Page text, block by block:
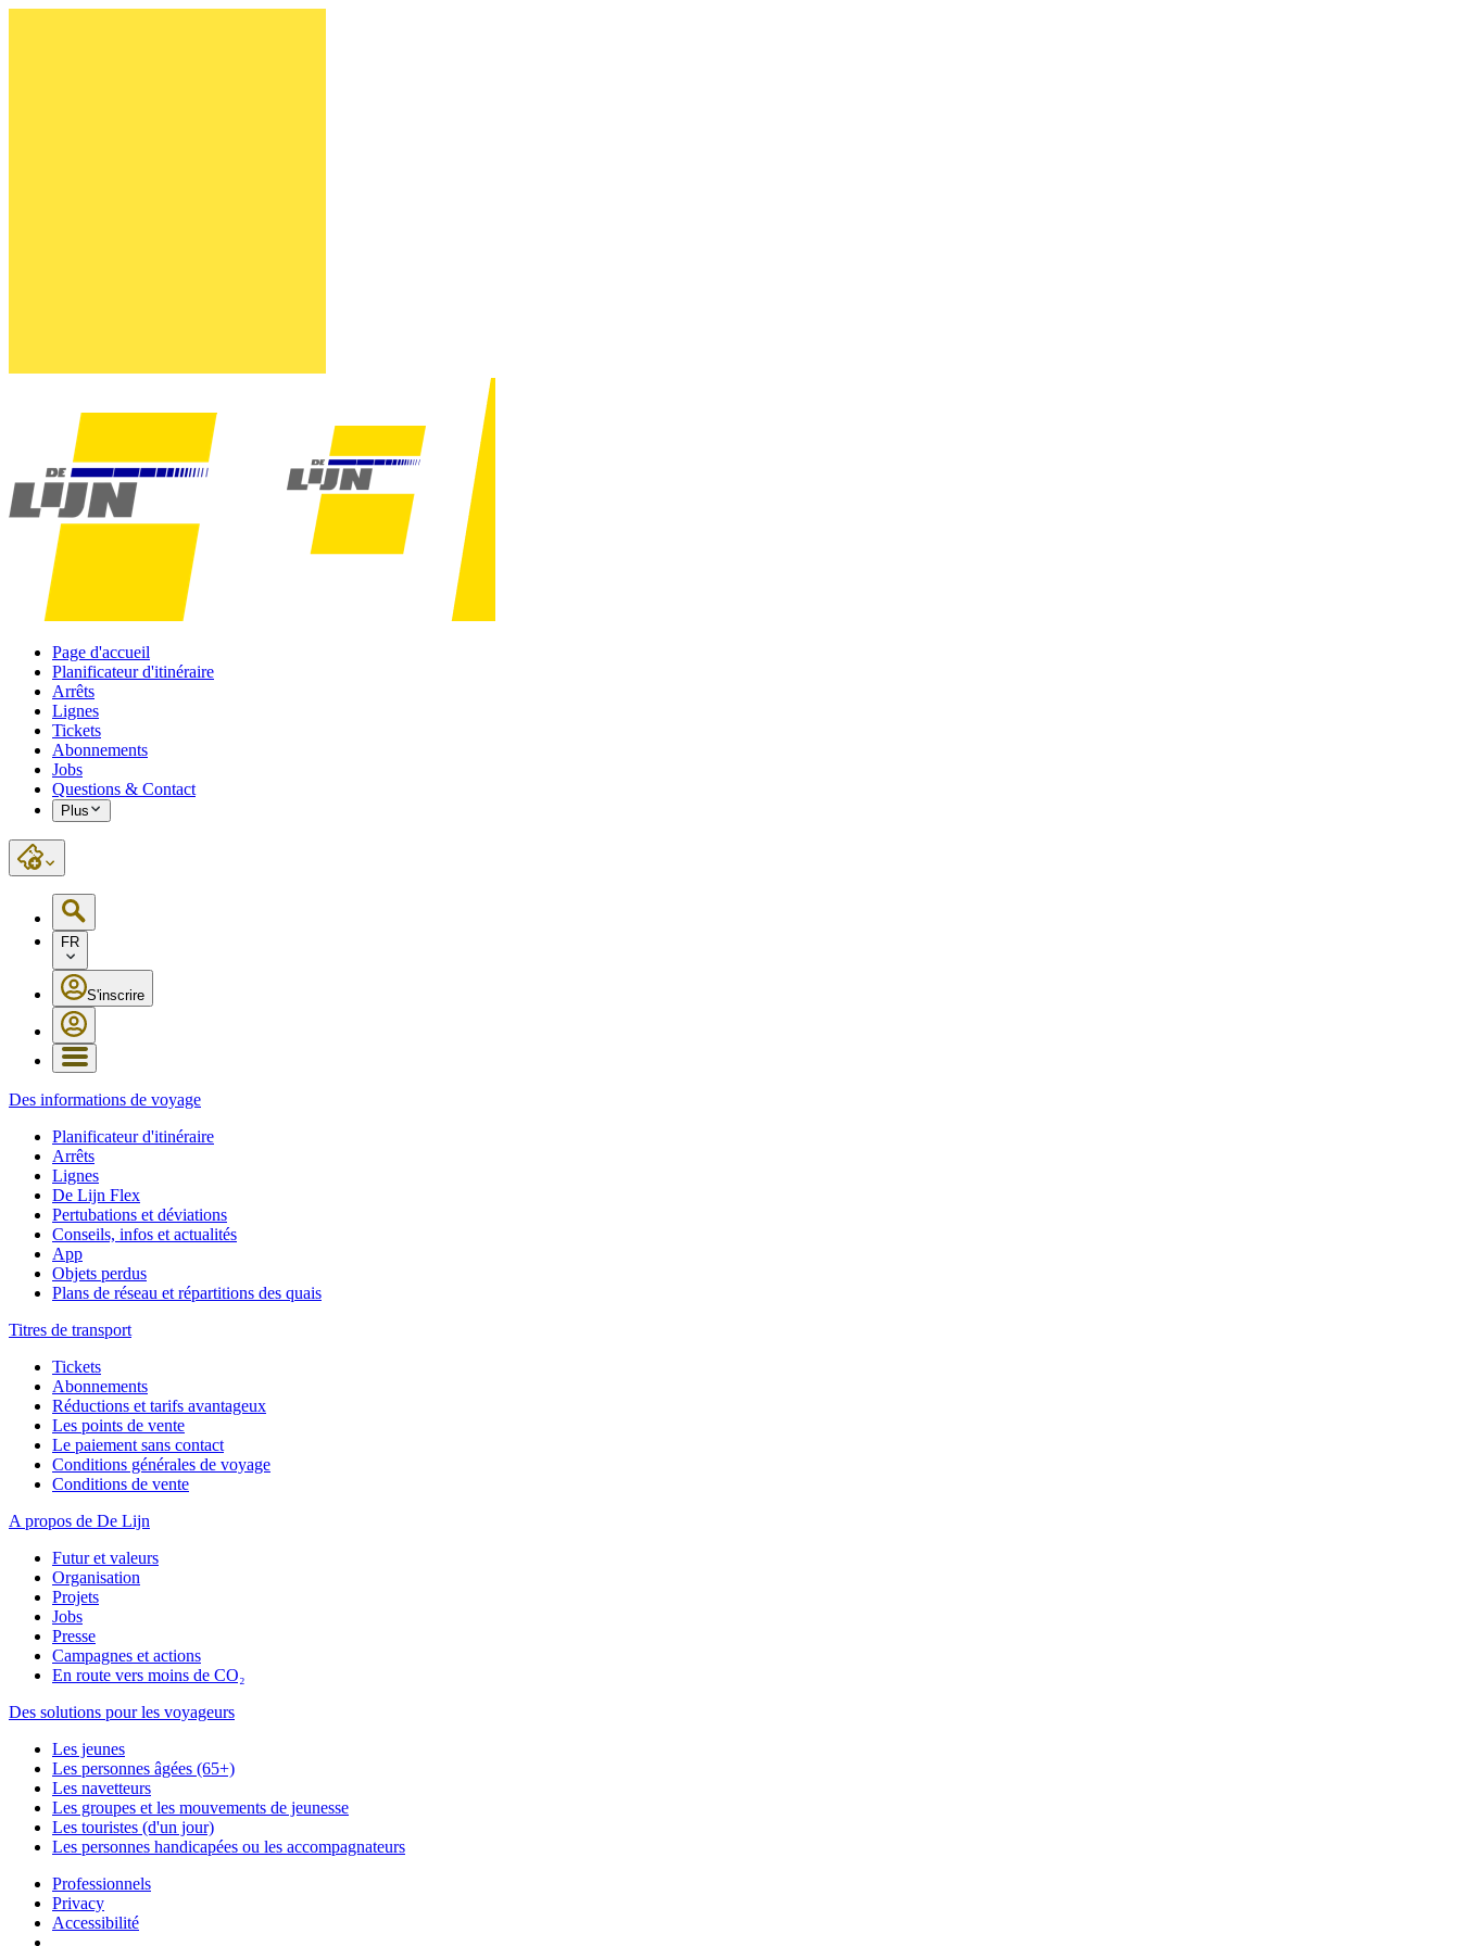
Page d'accueil
Planificateur d'itinéraire
Arrêts
Lignes
Tickets
Abonnements
Jobs
Questions & Contact
Plus
FR
S'inscrire
Des informations de voyage
Planificateur d'itinéraire
Arrêts
Lignes
De Lijn Flex
Pertubations et déviations
Conseils, infos et actualités
App
Objets perdus
Plans de réseau et répartitions des quais
Titres de transport
Tickets
Abonnements
Réductions et tarifs avantageux
Les points de vente
Le paiement sans contact
Conditions générales de voyage
Conditions de vente
A propos de De Lijn
Futur et valeurs
Organisation
Projets
Jobs
Presse
Campagnes et actions
En route vers moins de CO₂
Des solutions pour les voyageurs
Les jeunes
Les personnes âgées (65+)
Les navetteurs
Les groupes et les mouvements de jeunesse
Les touristes (d'un jour)
Les personnes handicapées ou les accompagnateurs
Professionnels
Privacy
Accessibilité